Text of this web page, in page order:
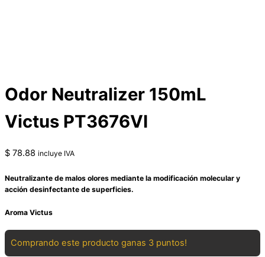
Odor Neutralizer 150mL
Victus PT3676VI
$ 78.88 incluye IVA
Neutralizante de malos olores mediante la modificación molecular y
acción desinfectante de superficies.
Aroma Victus
Comprando este producto ganas 3 puntos!